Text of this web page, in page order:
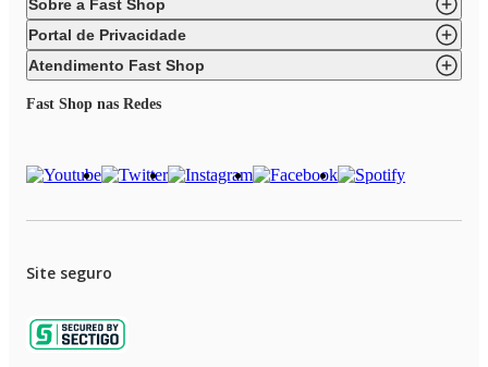
Sobre a Fast Shop
Portal de Privacidade
Atendimento Fast Shop
Fast Shop nas Redes
Site seguro